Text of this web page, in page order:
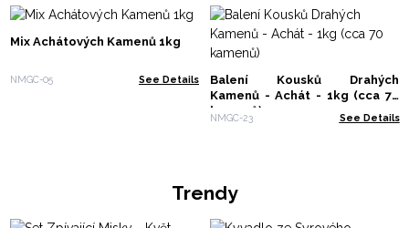
Mix Achátových Kamenů 1kg
NMGC-05 See Details
Balení Kousků Drahých
Kamenů - Achát - 1kg (cca 70
kamenů)
NMGC-23 See Details
Trendy